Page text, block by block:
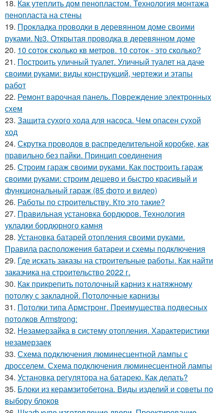
18. Как утеплить дом пенопластом. Технология монтажа
пенопласта на стены
19. Прокладка проводки в деревянном доме своими
руками. №3. Открытая проводка в деревянном доме
20. 10 соток сколько кв метров. 10 соток - это сколько?
21. Построить уличный туалет. Уличный туалет на даче
своими руками: виды конструкций, чертежи и этапы
работ
22. Ремонт варочная панель. Повреждение электронных
схем
23. Защита сухого хода для насоса. Чем опасен сухой
ход
24. Скрутка проводов в распределительной коробке, как
правильно без пайки. Принцип соединения
25. Строим гараж своими руками. Как построить гараж
своими руками: строим дешево и быстро красивый и
функциональный гараж (85 фото и видео)
26. Работы по строительству. Кто это такие?
27. Правильная установка бордюров. Технология
укладки бордюрного камня
28. Установка батарей отопления своими руками.
Правила расположения батареи и схемы подключения
29. Где искать заказы на строительные работы. Как найти
заказчика на строительство 2022 г.
30. Как прикрепить потолочный карниз к натяжному
потолку с закладной. Потолочные карнизы
31. Потолки типа Армстронг. Преимущества подвесных
потолков Armstrong:
32. Незамерзайка в систему отопления. Характеристики
незамерзаек
33. Схема подключения люминесцентной лампы с
дросселем. Схема подключения люминесцентной лампы
34. Установка регулятора на батарею. Как делать?
35. Блоки из керамзитобетона. Виды изделий и советы по
выбору блоков